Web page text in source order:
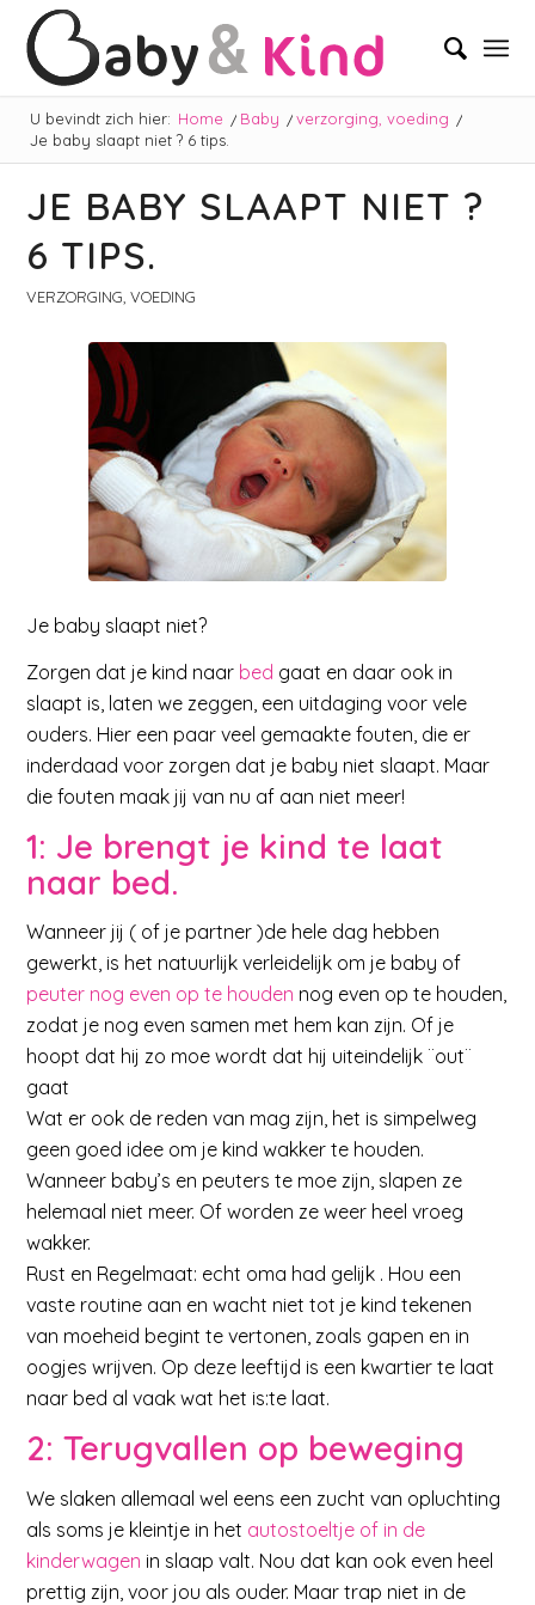
U bevindt zich hier: Home / Baby / verzorging, voeding /
Je baby slaapt niet ? 6 tips.
JE BABY SLAAPT NIET ?
6 TIPS.
VERZORGING, VOEDING
Je baby slaapt niet?
Zorgen dat je kind naar bed gaat en daar ook in
slaapt is, laten we zeggen, een uitdaging voor vele
ouders. Hier een paar veel gemaakte fouten, die er
inderdaad voor zorgen dat je baby niet slaapt. Maar
die fouten maak jij van nu af aan niet meer!
1: Je brengt je kind te laat
naar bed.
Wanneer jij ( of je partner )de hele dag hebben
gewerkt, is het natuurlijk verleidelijk om je baby of
peuter nog even op te houden nog even op te houden,
zodat je nog even samen met hem kan zijn. Of je
hoopt dat hij zo moe wordt dat hij uiteindelijk ¨out¨
gaat
Wat er ook de reden van mag zijn, het is simpelweg
geen goed idee om je kind wakker te houden.
Wanneer baby’s en peuters te moe zijn, slapen ze
helemaal niet meer. Of worden ze weer heel vroeg
wakker.
Rust en Regelmaat: echt oma had gelijk . Hou een
vaste routine aan en wacht niet tot je kind tekenen
van moeheid begint te vertonen, zoals gapen en in
oogjes wrijven. Op deze leeftijd is een kwartier te laat
naar bed al vaak wat het is:te laat.
2: Terugvallen op beweging
We slaken allemaal wel eens een zucht van opluchting
als soms je kleintje in het autostoeltje of in de
kinderwagen in slaap valt. Nou dat kan ook even heel
prettig zijn, voor jou als ouder. Maar trap niet in de